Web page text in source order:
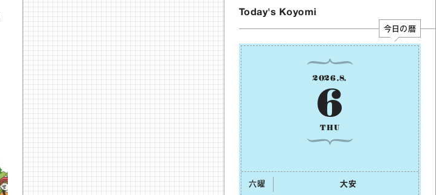
Today's Koyomi
今日の暦
2026.8.
6
THU
六曜 ⼤安